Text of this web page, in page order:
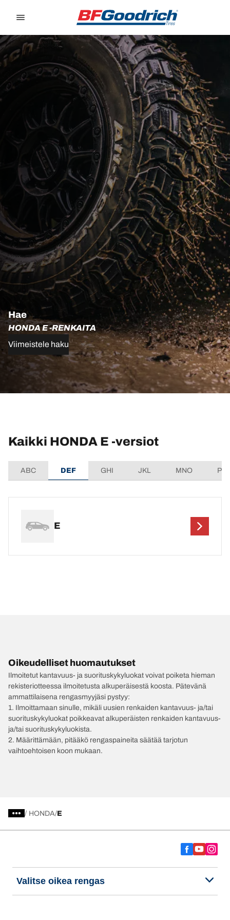
Hae
HONDA E -RENKAITA
Viimeistele haku
Kaikki HONDA E -versiot
ABC DEF GHI JKL MNO
E
Oikeudelliset huomautukset
Ilmoitetut kantavuus- ja suorituskykyluokat voivat poiketa hieman
rekisteriotteessa ilmoitetusta alkuperäisestä koosta. Pätevänä
ammattilaisena rengasmyyjäsi pystyy:
1. Ilmoittamaan sinulle, mikäli uusien renkaiden kantavuus- ja/tai
suorituskykyluokat poikkeavat alkuperäisten renkaiden kantavuus-
ja/tai suorituskykyluokista.
2. Määrittämään, pitääkö rengaspaineita säätää tarjotun
vaihtoehtoisen koon mukaan.
/ HONDA E
Valitse oikea rengas